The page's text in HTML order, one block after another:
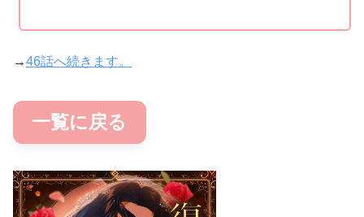
→46話へ続きます。
一覧に戻る